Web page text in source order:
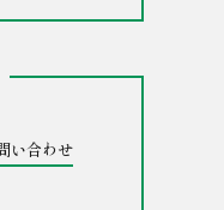
い合わせ